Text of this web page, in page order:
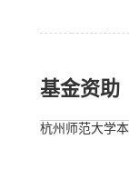
基金资助
杭州师范大学